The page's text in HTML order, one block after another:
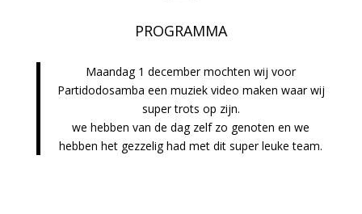
PROGRAMMA
Maandag 1 december mochten wij voor
Partidodosamba een muziek video maken waar wij
super trots op zijn.
we hebben van de dag zelf zo genoten en we
hebben het gezzelig had met dit super leuke team.